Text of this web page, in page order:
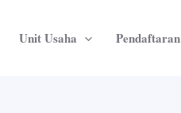
Unit Usaha Pendaftaran